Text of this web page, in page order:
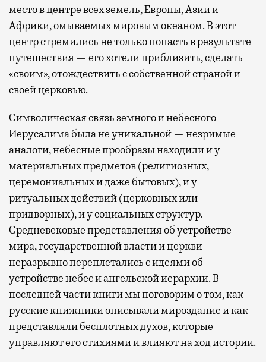
место в центре всех земель, Европы, Азии и
Африки, омываемых мировым океаном. В этот
центр стремились не только попасть в результате
путешествия — его хотели приблизить, сделать
«своим», отождествить с собственной страной и
своей церковью.
Символическая связь земного и небесного
Иерусалима была не уникальной — незримые
аналоги, небесные прообразы находили и у
материальных предметов (религиозных,
церемониальных и даже бытовых), и у
ритуальных действий (церковных или
придворных), и у социальных структур.
Средневековые представления об устройстве
мира, государственной власти и церкви
неразрывно переплетались с идеями об
устройстве небес и ангельской иерархии. В
последней части книги мы поговорим о том, как
русские книжники описывали мироздание и как
представляли бесплотных духов, которые
управляют его стихиями и влияют на ход истории.